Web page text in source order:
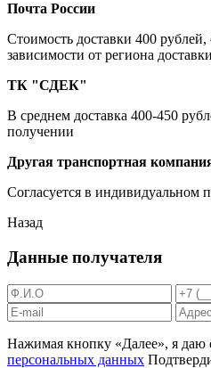
Почта России
Cтоимость доставки 400
зависимости от региона
ТК "СДЕК"
В среднем доставка 400-450
получении
Другая транспортная
Согласуется в индивидуальном
Назад
Данные получателя
Нажимая кнопку «Далее», я даю
персональных данных